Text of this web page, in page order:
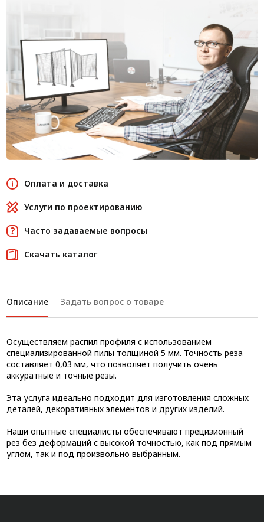
Оплата и доставка
Услуги по проектированию
Часто задаваемые вопросы
Скачать каталог
Описание Задать вопрос о товаре
Осуществляем распил профиля с использованием
специализированной пилы толщиной 5 мм. Точность реза
составляет 0,03 мм, что позволяет получить очень
аккуратные и точные резы.
Эта услуга идеально подходит для изготовления сложных
деталей, декоративных элементов и других изделий.
Наши опытные специалисты обеспечивают прецизионный
рез без деформаций с высокой точностью, как под прямым
углом, так и под произвольно выбранным.